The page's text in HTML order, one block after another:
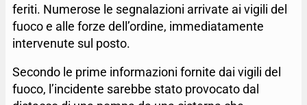
feriti. Numerose le segnalazioni arrivate ai vigili del
fuoco e alle forze dell’ordine, immediatamente
intervenute sul posto.
Secondo le prime informazioni fornite dai vigili del
fuoco, l’incidente sarebbe stato provocato dal